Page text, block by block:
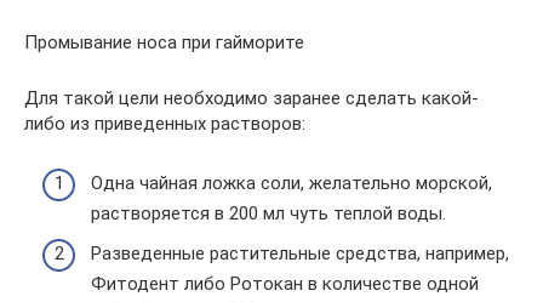
Промывание носа при гайморите
Для такой цели необходимо заранее сделать какой-
либо из приведенных растворов:
Одна чайная ложка соли, желательно морской,
растворяется в 200 мл чуть теплой воды.
Разведенные растительные средства, например,
Фитодент либо Ротокан в количестве одной